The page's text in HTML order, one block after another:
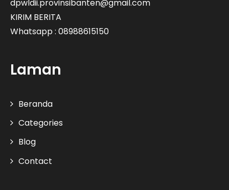
dpwldii.provinsibanten@gmail.com
KIRIM BERITA
Whatsapp : 08988615150
Laman
Beranda
Categories
Blog
Contact